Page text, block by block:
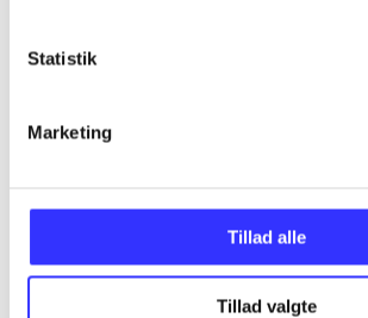
Statistik
Marketing
Tillad alle
Tillad valgte
Gå til serien